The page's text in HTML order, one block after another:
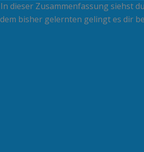
In dieser Zusammenfassung siehst
bisher gelernten gelingt es dir